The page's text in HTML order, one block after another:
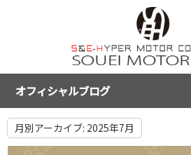
オフィシャルブログ
月別アーカイブ: 2025年7月